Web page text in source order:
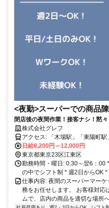
<夜勤>スーパーでの商品
閉店後の夜間作業！接客ナシ！黙
株式会社グレフ
アクセス: 「木場駅」「東
日給8,200円～12,000円
東京都東京23区江東区
勤務時間・曜日: 0:30～翌6：00
の中でシフト制 * 週2日からOK *
仕事内容: 夜間のスーパーマー
務をお任せします。 お客様対応
ムで、店内の商品を適切な場所